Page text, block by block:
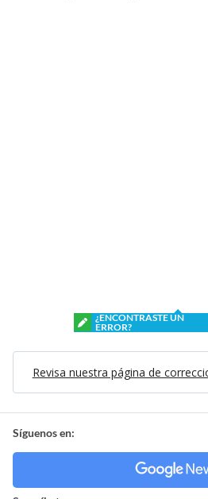
¿ENCONTRASTE UN
ERROR?
Revisa nuestra página de
Síguenos en: